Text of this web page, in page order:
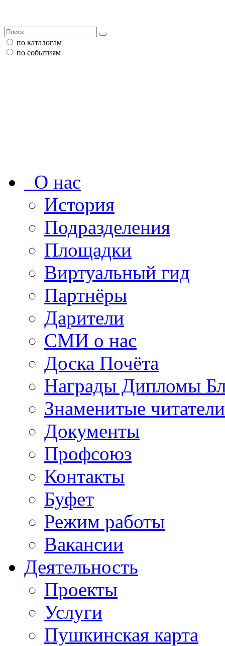
по каталогам
по событиям
О нас
История
Подразделения
Площадки
Виртуальный гид
Партнёры
Дарители
СМИ о нас
Доска Почёта
Награды Дипломы
Знаменитые
Документы
Профсоюз
Контакты
Буфет
Режим работы
Вакансии
Деятельность
Проекты
Услуги
Пушкинская карта